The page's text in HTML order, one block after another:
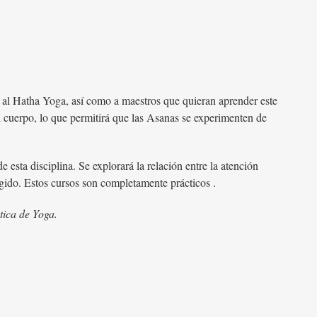
Hatha Yoga, así como a maestros que quieran aprender este
lo que permitirá que las Asanas se experimenten de
esta disciplina. Se explorará la relación entre la atención
Estos cursos son completamente prácticos .
de Yoga.